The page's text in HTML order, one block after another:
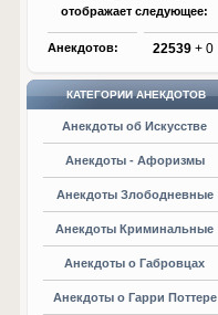
отображает следующее:
Анекдотов: 22539 + 0
КАТЕГОРИИ АНЕКДОТОВ
Анекдоты об Искусстве
Анекдоты - Афоризмы
Анекдоты Злободневные
Анекдоты Криминальные
Анекдоты о Габровцах
Анекдоты о Гарри Поттере